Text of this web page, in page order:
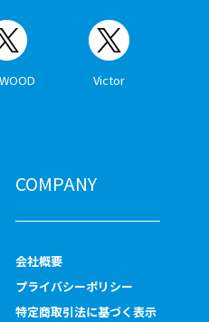
Victor
COMPANY
会社概要
プライバシーポリシー
特定商取引法に基づく表示